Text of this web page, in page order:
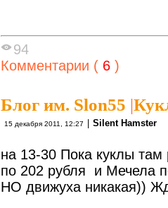
94
Комментарии ( 6 )
Блог им. Slon55 |
15 декабря 2011, 12:27 Silent Hamster
на 13-30 Пока куклы там
по 202 рубля и Мечела
НО движуха никакая))